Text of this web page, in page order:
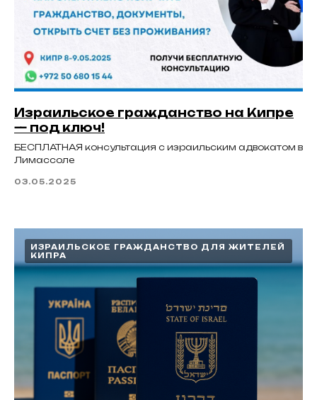
Израильское гражданство на Кипре
— под ключ!
БЕСПЛАТНАЯ консультация с израильским адвокатом в
Лимассоле
03.05.2025
ИЗРАИЛЬСКОЕ ГРАЖДАНСТВО ДЛЯ ЖИТЕЛЕЙ
КИПРА